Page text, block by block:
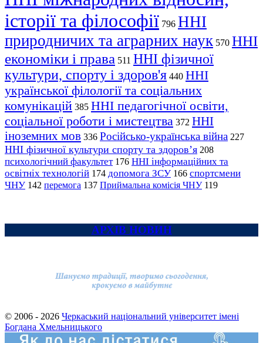
історії та філософії 796 ННІ
природничих та аграрних наук 570 ННІ
економіки і права 511 ННІ фізичної
культури, спорту і здоров'я 440 ННІ
української філології та соціальних
комунікацій 385 ННІ педагогічної освіти,
соціальної роботи і мистецтва 372 ННІ
іноземних мов 336 Російсько-українська війна 227
ННІ фізичної культури спорту та здоров’я 208
психологічний факультет 176 ННІ інформаційних та
освітніх технологій 174 допомога ЗСУ 166 спортсмени
ЧНУ 142 перемога 137 Приймальна комісія ЧНУ 119
АРХІВ НОВИН
© 2006 - 2026 Черкаський національний університет імені
Богдана Хмельницького